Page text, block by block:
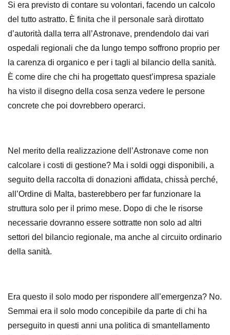
Si era previsto di contare su volontari, facendo un calcolo
del tutto astratto. È finita che il personale sarà dirottato
d’autorità dalla terra all’Astronave, prendendolo dai vari
ospedali regionali che da lungo tempo soffrono proprio per
la carenza di organico e per i tagli al bilancio della sanità.
È come dire che chi ha progettato quest’impresa spaziale
ha visto il disegno della cosa senza vedere le persone
concrete che poi dovrebbero operarci.
Nel merito della realizzazione dell’Astronave come non
calcolare i costi di gestione? Ma i soldi oggi disponibili, a
seguito della raccolta di donazioni affidata, chissà perché,
all’Ordine di Malta, basterebbero per far funzionare la
struttura solo per il primo mese. Dopo di che le risorse
necessarie dovranno essere sottratte non solo ad altri
settori del bilancio regionale, ma anche al circuito ordinario
della sanità.
Era questo il solo modo per rispondere all’emergenza? No.
Semmai era il solo modo concepibile da parte di chi ha
perseguito in questi anni una politica di smantellamento